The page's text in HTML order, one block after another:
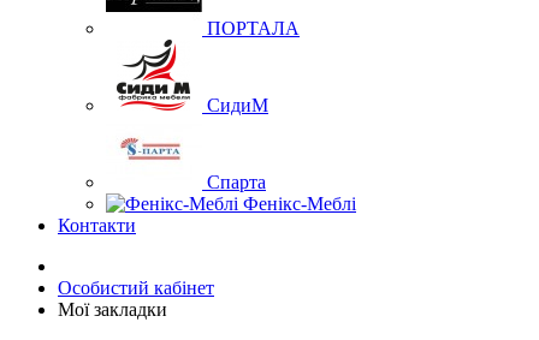
ПОРТАЛА
СидиМ
Спарта
Фенікс-Меблі
Контакти
Особистий кабінет
Мої закладки